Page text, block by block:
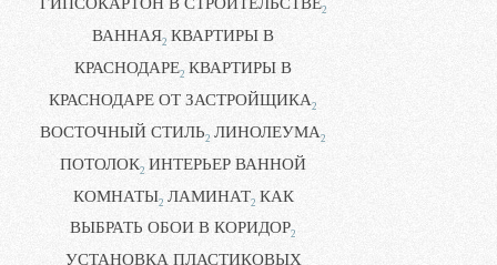
2
ВАННАЯ2 КВАРТИРЫ В
КРАСНОДАРЕ2 КВАРТИРЫ В
КРАСНОДАРЕ ОТ ЗАСТРОЙЩИКА2
ВОСТОЧНЫЙ СТИЛЬ2 ЛИНОЛЕУМА2
ПОТОЛОК2 ИНТЕРЬЕР ВАННОЙ
КОМНАТЫ2 ЛАМИНАТ2 КАК
ВЫБРАТЬ ОБОИ В КОРИДОР2
УСТАНОВКА ПЛАСТИКОВЫХ